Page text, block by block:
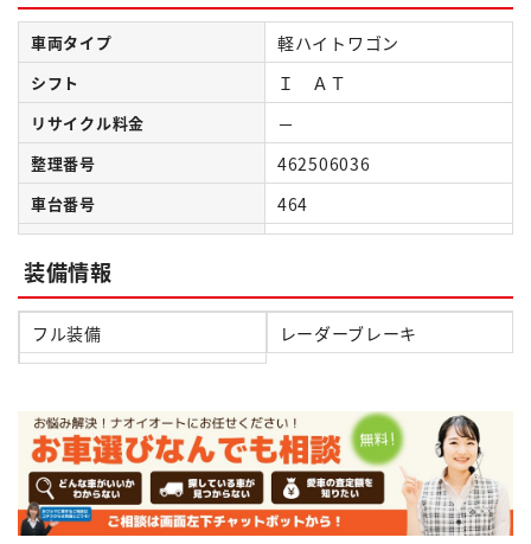
車両タイプ 軽ハイトワゴン
シフト Ｉ ＡＴ
リサイクル料金 －
整理番号 462506036
車台番号 464
装備情報
フル装備 レーダーブレーキ